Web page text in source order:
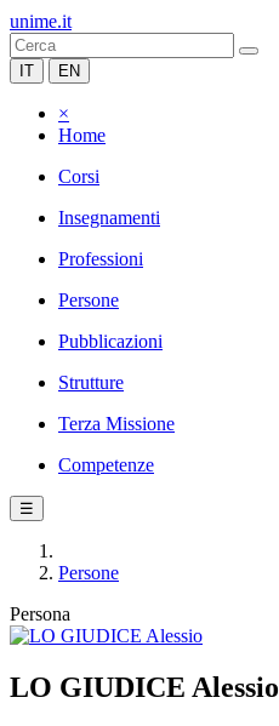
unime.it
IT EN
×
Home
Corsi
Insegnamenti
Professioni
Persone
Pubblicazioni
Strutture
Terza Missione
Competenze
☰
Persone
Persona
LO GIUDICE Alessio